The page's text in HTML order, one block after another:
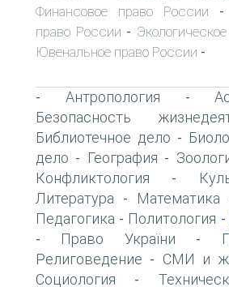
Финансовое право России -
право России -
Ювенальное право России -
- Антропология -
Безопасность
Библиотечное дело -
дело - География -
Конфликтология -
Литература - Математика
Педагогика - Политология -
- Право України -
Религоведение - СМИ и
Социология -